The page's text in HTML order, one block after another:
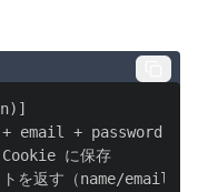
  ├─ Session 作成 → JWT を Cookie に保存